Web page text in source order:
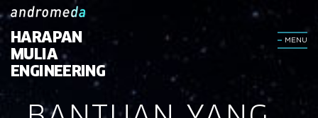
HARAPAN
MULIA
ENGINEERING
MENU